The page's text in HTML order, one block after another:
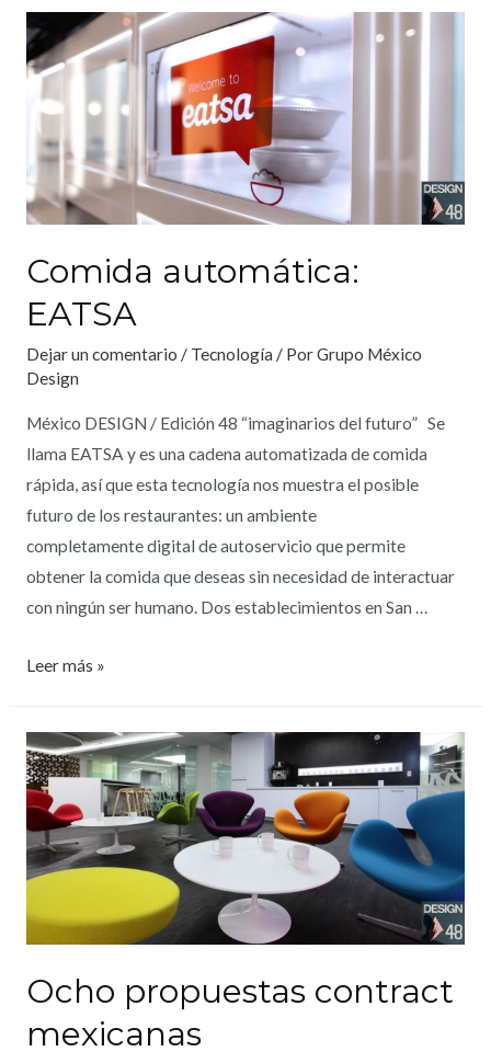
Comida automática:
EATSA
Dejar un comentario / Tecnología / PorGrupo México
Design
México DESIGN / Edición 48 “imaginarios del futuro” Se
llama EATSA y es una cadena automatizada de comida
rápida, así que esta tecnología nos muestra el posible
futuro de los restaurantes: un ambiente
completamente digital de autoservicio que permite
obtener la comida que deseas sin necesidad de interactuar
con ningún ser humano. Dos establecimientos en San …
Leer más »
Ocho propuestas contract
mexicanas